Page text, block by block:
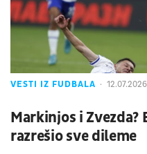
VESTI IZ FUDBALA 12.07.2026
Markinjos i Zvezda?
razrešio sve dileme